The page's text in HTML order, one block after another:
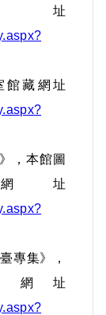
址
館藏網址
，本館圖
址
專集》，
網址